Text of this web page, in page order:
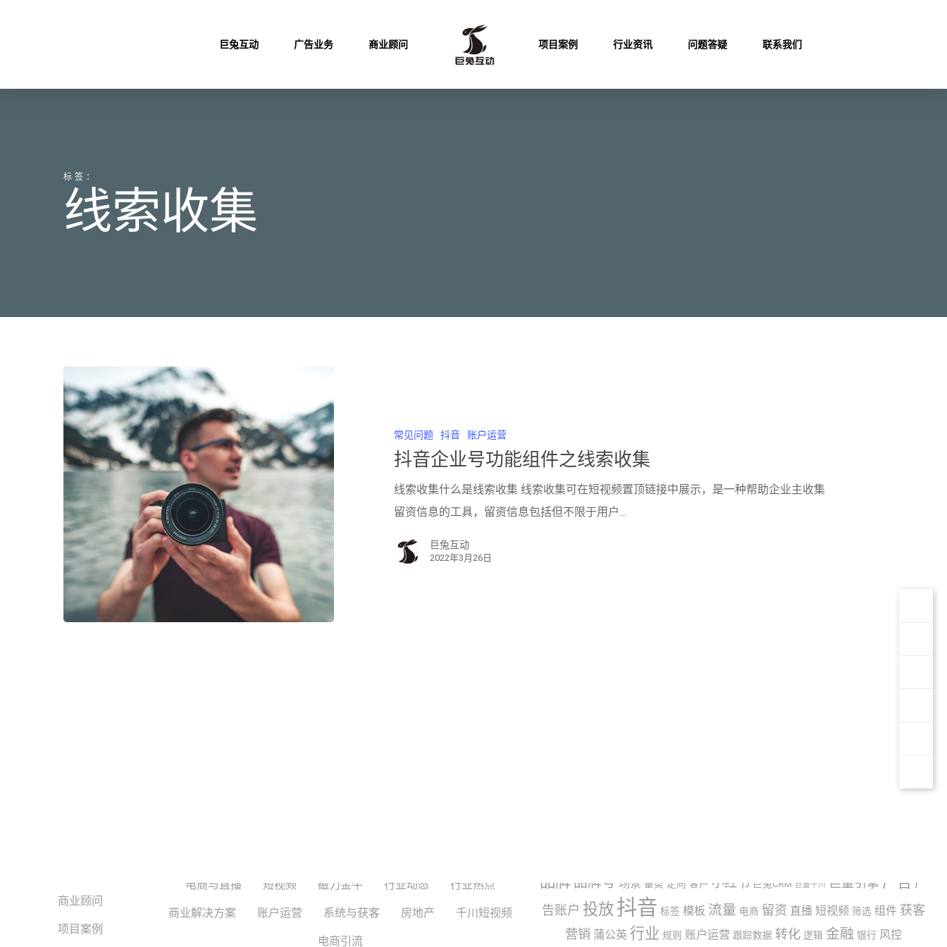
巨兔互动 广告业务 商业顾问 项目案例 行业资讯 问题答疑 联系我们
标签：
线索收集
常见问题 抖音 账户运营
抖音企业号功能组件之线索收集
线索收集​什么是线索收集 线索收集可在短视频置顶链接中展示，是一种帮助企业主收集
留资信息的工具，留资信息包括但不限于用户…
巨兔互动
2022年3月26日
商业顾问
项目案例
电商与直播 短视频 磁力金牛 行业动态 行业热点
商业解决方案 账户运营 系统与获客 房地产 千川短视频
电商引流
品牌 品牌号 场景 垂类 定向 客户 小红书 巨兔CRM 巨量千川 巨量引擎 广告 广
告账户 投放 抖音 标签 模板 流量 电商 留资 直播 短视频 筛选 组件 获客
营销 蒲公英 行业 规则 账户运营 跟踪数据 转化 逻辑 金融 银行 风控